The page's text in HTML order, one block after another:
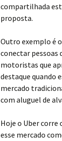
compartilhada
proposta.
Outro exemplo é
conectar pessoas
motoristas que
destaque quando
mercado
com aluguel de
Hoje o Uber corre
esse mercado